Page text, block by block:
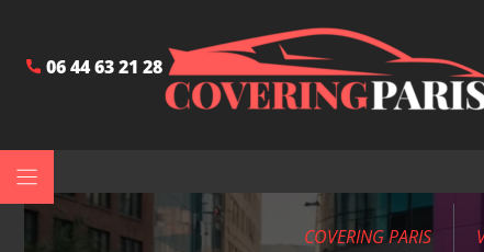
06 44 63 21 28
COVERING PARIS